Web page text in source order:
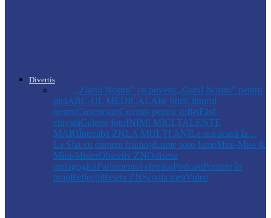
Divertis
,,Ziarul Nostru” cu povești„Ziarul Nostru” pentru
piciABC-UL MEDICALAlte ȘtiriCititorul
nostruConcursuriCuvinte pentru sufletFără
cravatăGalerie fotoINIMI MICI,TALENTE
MARIÎntreabă ZNLA MULŢI ANILa noi acasă la…
La Sfat cu oameni frumoșiLume soro lumeMini-Miss &
Mini-MisterObiectiv ZNOdiseea
pedagogicăParlamentul elevilorPodcastPortrete în
timpReflecțiiReteta ZNȘcoala meaVideo